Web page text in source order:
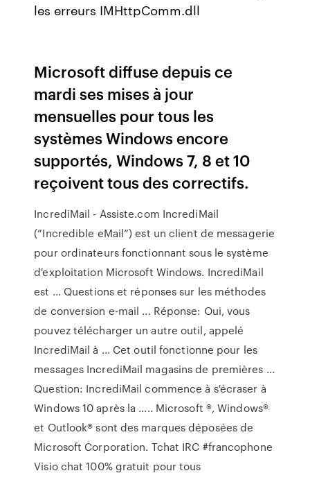
les erreurs IMHttpComm.dll
Microsoft diffuse depuis ce
mardi ses mises à jour
mensuelles pour tous les
systèmes Windows encore
supportés, Windows 7, 8 et 10
reçoivent tous des correctifs.
IncrediMail - Assiste.com IncrediMail
(“Incredible eMail”) est un client de messagerie
pour ordinateurs fonctionnant sous le système
d'exploitation Microsoft Windows. IncrediMail
est ... Questions et réponses sur les méthodes
de conversion e-mail ... Réponse: Oui, vous
pouvez télécharger un autre outil, appelé
IncrediMail à ... Cet outil fonctionne pour les
messages IncrediMail magasins de premières ...
Question: IncrediMail commence à s'écraser à
Windows 10 après la ..... Microsoft ®, Windows®
et Outlook® sont des marques déposées de
Microsoft Corporation. Tchat IRC #francophone
Visio chat 100% gratuit pour tous